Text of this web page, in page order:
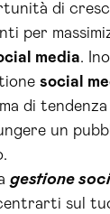
di
per
media.
social
di
un
gestione
sul